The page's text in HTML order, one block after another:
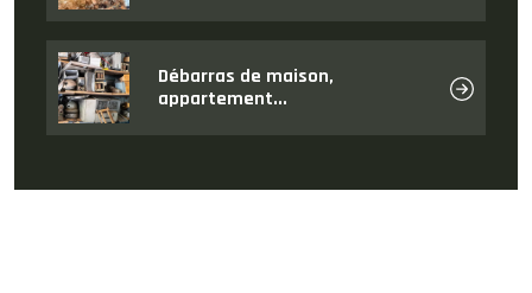
Débarras de maison,
appartement...